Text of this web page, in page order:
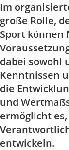
springen
Im
große Rolle,
Sport können
dabei sowohl
Kenntnissen
die
und
ermöglicht
entwickeln.